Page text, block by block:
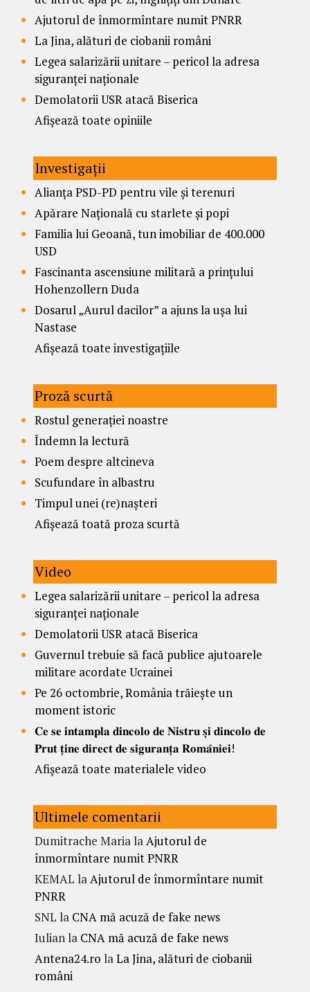
Ajutorul de înmormîntare numit PNRR
La Jina, alături de ciobanii români
Legea salarizării unitare – pericol la adresa
siguranței naționale
Demolatorii USR atacă Biserica
Afișează toate opiniile
Investigații
Alianța PSD-PD pentru vile și terenuri
Apărare Națională cu starlete și popi
Familia lui Geoană, tun imobiliar de 400.000
USD
Fascinanta ascensiune militară a prințului
Hohenzollern Duda
Dosarul „Aurul dacilor” a ajuns la ușa lui
Nastase
Afișează toate investigațiile
Proză scurtă
Rostul generației noastre
Îndemn la lectură
Poem despre altcineva
Scufundare în albastru
Timpul unei (re)nașteri
Afișează toată proza scurtă
Video
Legea salarizării unitare – pericol la adresa
siguranței naționale
Demolatorii USR atacă Biserica
Guvernul trebuie să facă publice ajutoarele
militare acordate Ucrainei
Pe 26 octombrie, România trăiește un
moment istoric
𝐂𝐞 𝐬𝐞 𝐢𝐧𝐭𝐚𝐦𝐩𝐥𝐚 𝐝𝐢𝐧𝐜𝐨𝐥𝐨 𝐝𝐞 𝐍𝐢𝐬𝐭𝐫𝐮 𝐬̦𝐢 𝐝𝐢𝐧𝐜𝐨𝐥𝐨 𝐝𝐞
𝐏𝐫𝐮𝐭 𝐭̦𝐢𝐧𝐞 𝐝𝐢𝐫𝐞𝐜𝐭 𝐝𝐞 𝐬𝐢𝐠𝐮𝐫𝐚𝐧𝐭̦𝐚 𝐑𝐨𝐦𝐚̂𝐧𝐢𝐞𝐢!
Afișează toate materialele video
Ultimele comentarii
Dumitrache MarialaAjutorul de
înmormîntare numit PNRR
KEMAL laAjutorul de înmormîntare numit
PNRR
SNL la CNA mă acuză de fake news
Iulianla CNA mă acuză de fake news
Antena24.ro laLa Jina, alături de ciobanii
români